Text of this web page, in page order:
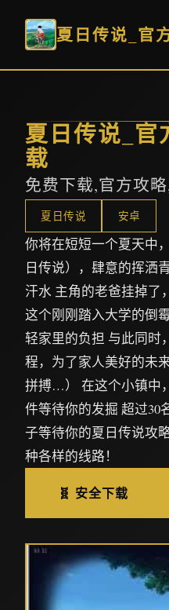
夏日传说_官
夏日传说_官
载
免费下载,官方攻
夏日传说 安卓
你将在短短一个夏天中
日传说），肆意的挥洒
汗水 主角的老爸挂掉了
这个刚刚踏入大学的倒
轻家里的负担 与此同时
程，为了家人美好的未
拼搏…） 在这个小镇中
件等待你的发掘 超过30
子等待你的夏日传说攻
种各样的线路！
🧬 安全下载